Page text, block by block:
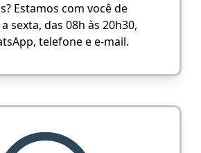
Estamos com você de
sexta, das 08h às 20h30,
telefone e e-mail.